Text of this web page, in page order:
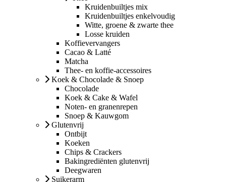
Kruidenbuiltjes mix
Kruidenbuiltjes enkelvoudig
Witte, groene & zwarte thee
Losse kruiden
Koffievervangers
Cacao & Latté
Matcha
Thee- en koffie-accessoires
Koek & Chocolade & Snoep
Chocolade
Koek & Cake & Wafel
Noten- en granenrepen
Snoep & Kauwgom
Glutenvrij
Ontbijt
Koeken
Chips & Crackers
Bakingrediënten glutenvrij
Deegwaren
Suikerarm